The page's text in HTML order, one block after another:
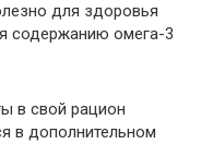
для здоровья
содержанию омега-3
в свой рацион
в дополнительном